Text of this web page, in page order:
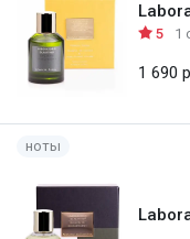
5 1
1 690
ноты